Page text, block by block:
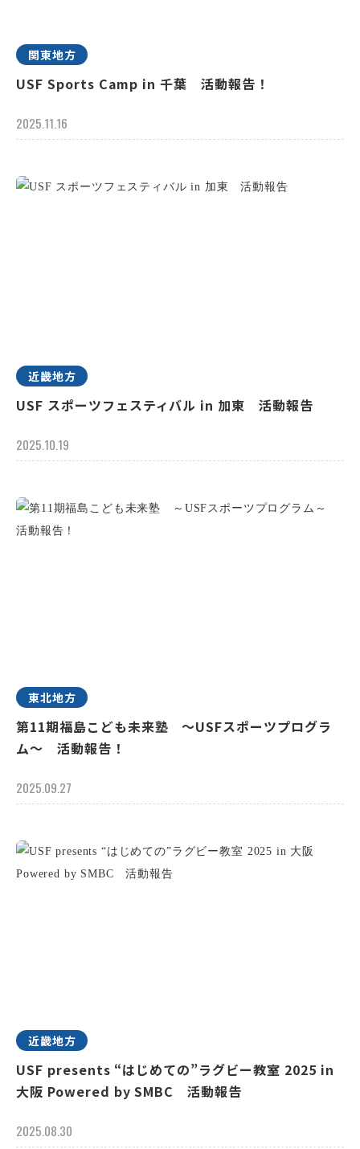
関東地方
USF Sports Camp in 千葉 活動報告！
2025.11.16
近畿地方
USF スポーツフェスティバル in 加東 活動報告
2025.10.19
東北地方
第11期福島こども未来塾 ～USFスポーツプログラ
ム～ 活動報告！
2025.09.27
近畿地方
USF presents “はじめての”ラグビー教室 2025 in
大阪 Powered by SMBC 活動報告
2025.08.30